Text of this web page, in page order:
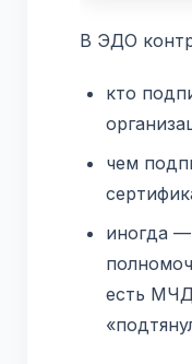
В ЭДО
кто
чем
иногда —
есть